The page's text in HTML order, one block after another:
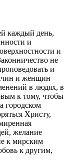
каждый день,
и
и
не
и
и женщин
в людях, в
к тому, чтобы
городском
Христу,
желание
к мирским
к другим,